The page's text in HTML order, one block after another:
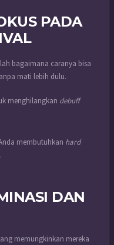
PADA
bagaimana caranya bisa
mati lebih dulu.
menghilangkan debuff
membutuhkan hard
DAN
memungkinkan mereka